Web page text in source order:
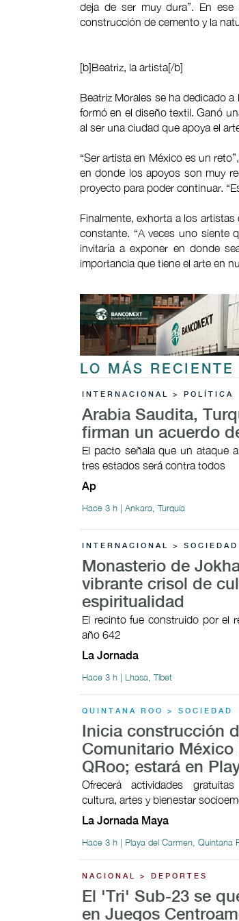
deja de ser muy dura”. En
construcción de cemento y la
[b]Beatriz, la artista[/b]
Beatriz Morales se ha dedicado
formó en el diseño textil. Ganó
al ser una ciudad que apoya el
“Ser artista en México es un
en donde los apoyos son muy
proyecto para poder continuar.
Finalmente, exhorta a los
constante. “A veces uno siente
invitaría a exponer en donde
importancia que tiene el arte en
LO MÁS RECIENTE
INTERNACIONAL > POLÍTICA
Arabia Saudita,
firman un acuerdo
El pacto señala que un ataque
tres estados será contra todos
Ap
Hace 3 h | Ankara, Turquía
INTERNACIONAL > SOCIEDAD
Monasterio de
vibrante crisol de
espiritualidad
El recinto fue construido por el
año 642
La Jornada
Hace 3 h | Lhasa, Tíbet
QUINTANA ROO > SOCIEDAD
Inicia construcción
Comunitario México
QRoo; estará en
Ofrecerá actividades
cultura, artes y bienestar
La Jornada Maya
Hace 3 h | Playa del Carmen, Quintana
NACIONAL > DEPORTES
El 'Tri' Sub-23 se
en Juegos